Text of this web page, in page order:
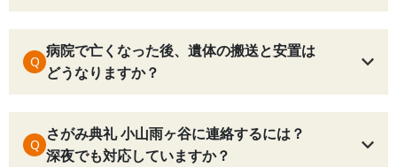
Q
病院で亡くなった後、遺体の搬送と安置は
どうなりますか？
Q
さがみ典礼 小山雨ヶ谷に連絡するには？
深夜でも対応していますか？